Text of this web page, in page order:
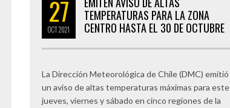
27
OCT2021
TEMPERATURAS PARA LA ZONA
CENTRO HASTA EL 30 DE OCTUBRE
La Dirección Meteorológica de Chile (DMC) emitió
un aviso de altas temperaturas máximas para este
jueves, viernes y sábado en cinco regiones de la